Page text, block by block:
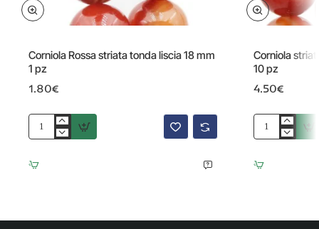
Corniola Rossa striata tonda liscia 18 mm
1 pz
1.80€
Corniola
striata
tonda
Corniola
10 pz
4.50€
Corniola
tonda
liscia